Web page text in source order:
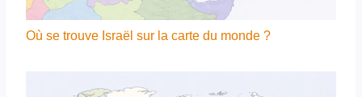
Où se trouve Israël sur la carte du monde ?